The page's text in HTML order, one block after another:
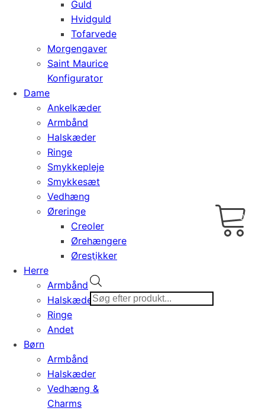
Guld
Hvidguld
Tofarvede
Morgengaver
Saint Maurice
Konfigurator
Dame
Ankelkæder
Armbånd
Halskæder
Ringe
Smykkepleje
Smykkesæt
Vedhæng
Øreringe
Creoler
Ørehængere
Ørestikker
Herre
Armbånd
Halskæder
Ringe
Andet
Børn
Armbånd
Halskæder
Vedhæng &
Charms
search
0,00